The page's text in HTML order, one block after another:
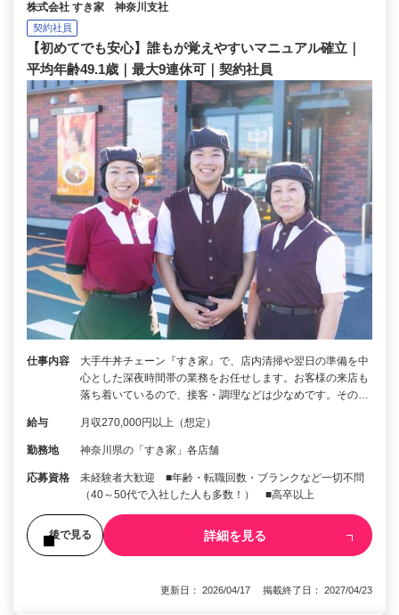
株式会社 すき家 神奈川支社
契約社員
【初めてでも安心】誰もが覚えやすいマニュアル確立｜
平均年齢49.1歳｜最大9連休可｜契約社員
仕事内容
大手牛丼チェーン『すき家』で、店内清掃や翌日の準備を中
心とした深夜時間帯の業務をお任せします。お客様の来店も
落ち着いているので、接客・調理などは少なめです。その…
給与 月収270,000円以上（想定）
勤務地 神奈川県の「すき家」各店舗
応募資格
未経験者大歓迎 ■年齢・転職回数・ブランクなど一切不問
（40～50代で入社した人も多数！） ■高卒以上
後で見る 詳細を見る
更新日： 2026/04/17 掲載終了日： 2027/04/23